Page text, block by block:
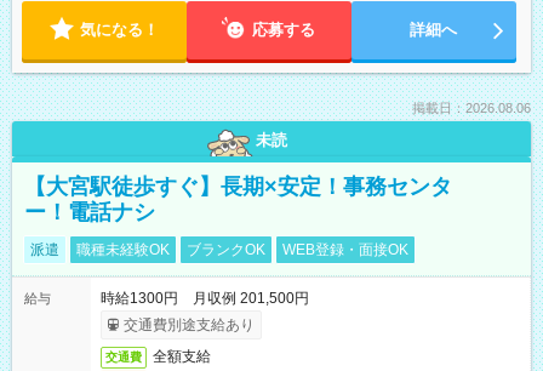
気になる！ 応募する 詳細へ
掲載日：2026.08.06
未読
【大宮駅徒歩すぐ】長期×安定！事務センタ
ー！電話ナシ
派遣 職種未経験OK ブランクOK WEB登録・面接OK
給与
時給1300円 月収例 201,500円
交通費別途支給あり
交通費 全額支給